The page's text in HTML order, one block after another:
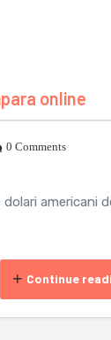
online
0 Comments
americani
Continue